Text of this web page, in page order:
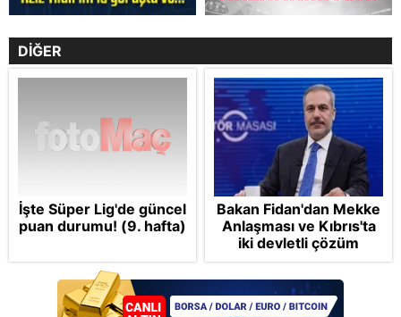
DİĞER
İşte Süper Lig'de güncel
puan durumu! (9. hafta)
Bakan Fidan'dan Mekke
Anlaşması ve Kıbrıs'ta
iki devletli çözüm
mesajı: Bize
saldırmayan hiçbir ülke
hedefimizde değil